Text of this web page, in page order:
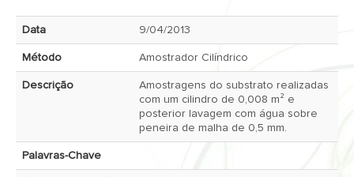
Atlas 2.1
Estatísticas
Data 9/04/2013
Método Amostrador Cilíndrico
Descrição
Amostragens do substrato realizadas
com um cilindro de 0,008 m² e
posterior lavagem com água sobre
peneira de malha de 0,5 mm.
Palavras-Chave